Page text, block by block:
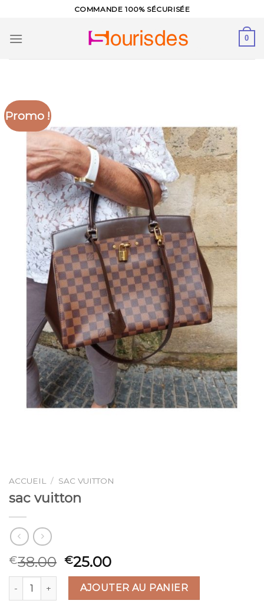
content
COMMANDE 100% SÉCURISÉE
0
Promo !
ACCUEIL / SAC VUITTON
sac vuitton
€38.00 €25.00
quantité de sac vuittonAJOUTER AU PANIER